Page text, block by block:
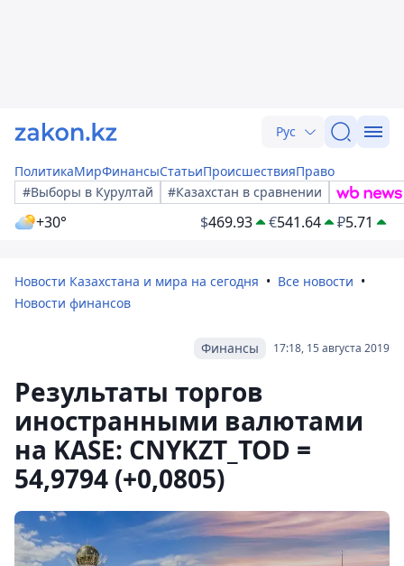
Рус
ПолитикаМирФинансыСтатьиПроисшествияПраво
#Выборы в Курултай
#Казахстан в сравнении
+30° $469.93 €541.64 ₽5.71
Новости Казахстана и мира на сегодня
Все новости
Новости финансов
17:18, 15 августа 2019
Финансы
Результаты торгов
иностранными валютами
на KASE: CNYKZT_TOD =
54,9794 (+0,0805)